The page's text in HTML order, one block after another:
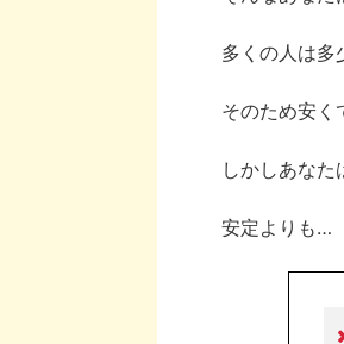
多くの人は多
そのため安く
しかしあなた
安定よりも…